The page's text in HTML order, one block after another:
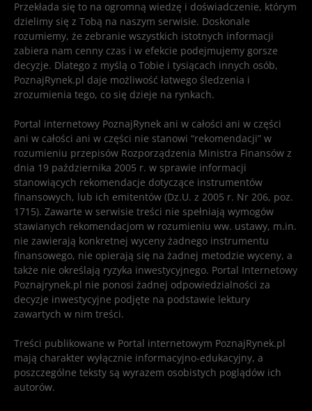
Przekłada się to na ogromną wiedzę i doświadczenie, którym
dzielimy się z Tobą na naszym serwisie. Doskonale
rozumiemy, że zebranie wszystkich istotnych informacji
zabiera nam cenny czas i w efekcie podejmujemy gorsze
decyzje. Dlatego z myślą o Tobie i tysiącach innych osób,
PoznajRynek.pl daje możliwość łatwego śledzenia i
zrozumienia tego, co się dzieje na rynkach.
Portal internetowy PoznajRynek ani w całości ani w części
ani w całości ani w części nie stanowi “rekomendacji” w
rozumieniu przepisów Rozporządzenia Ministra Finansów z
dnia 19 października 2005 r. w sprawie informacji
stanowiących rekomendacje dotyczące instrumentów
finansowych, lub ich emitentów (Dz.U. z 2005 r. Nr 206, poz.
1715). Zawarte w serwisie treści nie spełniają wymogów
stawianych rekomendacjom w rozumieniu ww. ustawy, m.in.
nie zawierają konkretnej wyceny żadnego instrumentu
finansowego, nie opierają się na żadnej metodzie wyceny, a
także nie określają ryzyka inwestycyjnego. Portal Internetowy
Poznajrynek.pl nie ponosi żadnej odpowiedzialności za
decyzje inwestycyjne podjęte na podstawie lektury
zawartych w nim treści.
Treści publikowane w Portal internetowym PoznajRynek.pl
mają charakter wyłącznie informacyjno-edukacyjny, a
poszczególne teksty są wyrazem osobistych poglądów ich
autorów.